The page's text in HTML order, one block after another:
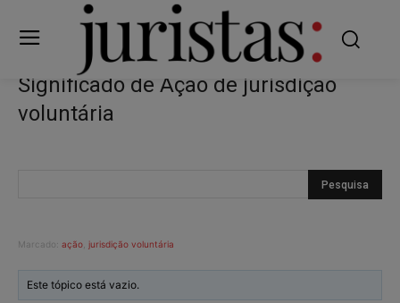
Significado de Ação de jurisdição
voluntária
Marcado: ação jurisdição voluntária
Este tópico está vazio.